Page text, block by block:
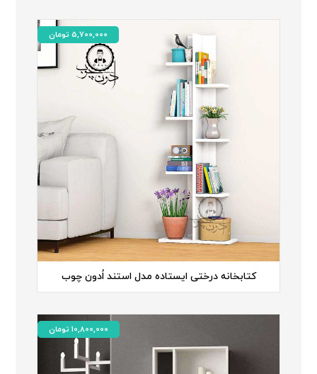
کتابخانه درختی ایستاده مدل استند اُدون چوب
5,700,000 تومان
10,800,000 تومان